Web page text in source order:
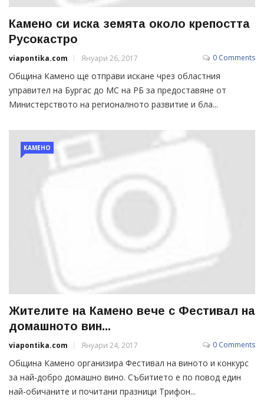
Камено си иска земята около крепостта
Русокастро
viapontika.com Януари 26, 2017 0 Comments
Община Камено ще отправи искане чрез областния
управител на Бургас до МС на РБ за предоставяне от
Министерството на регионалното развитие и бла...
КАМЕНО
Жителите на Камено вече с Фестивал на
домашното вин...
viapontika.com Януари 24, 2017 0 Comments
Община Камено организира Фестивал на виното и конкурс
за най-добро домашно вино. Събитието е по повод един
най-обичаните и почитани празници Трифон...